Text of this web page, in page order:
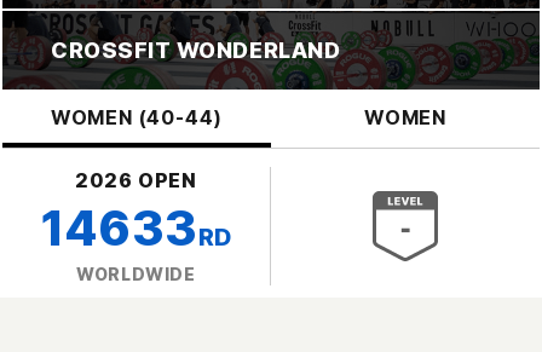
CROSSFIT WONDERLAND
WOMEN (40-44) WOMEN
2026 OPEN
14633RD
WORLDWIDE